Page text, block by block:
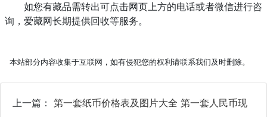
如您有藏品需转出可点击网页上方的电话或者微信进行咨
询，爱藏网长期提供回收等服务。
本站部分内容收集于互联网，如有侵犯您的权利请联系我们及时删除。
上一篇： 第一套纸币价格表及图片大全 第一套人民币现